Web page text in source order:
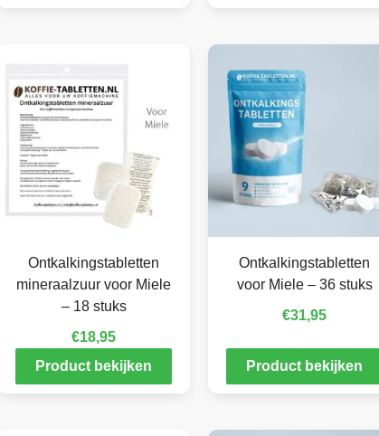
Ontkalkingstabletten
mineraalzuur voor Miele
– 18 stuks
€18,95
Product bekijken
Ontkalkingstabletten
voor Miele – 36 stuks
€31,95
Product bekijken